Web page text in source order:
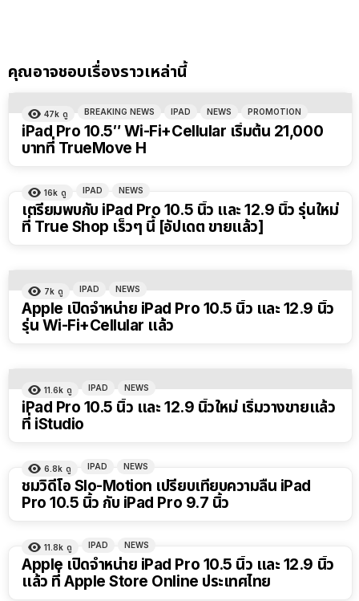
คุณอาจชอบเรื่องราวเหล่านี้
47k ดู BREAKING NEWS IPAD NEWS PROMOTION
iPad Pro 10.5″ Wi-Fi+Cellular เริ่มต้น 21,000
บาทที่ TrueMove H
16k ดู IPAD NEWS
เตรียมพบกับ iPad Pro 10.5 นิ้ว และ 12.9 นิ้ว รุ่นใหม่
ที่ True Shop เร็วๆ นี้ [อัปเดต ขายแล้ว]
7k ดู IPAD NEWS
Apple เปิดจำหน่าย iPad Pro 10.5 นิ้ว และ 12.9 นิ้ว
รุ่น Wi-Fi+Cellular แล้ว
11.6k ดู IPAD NEWS
iPad Pro 10.5 นิ้ว และ 12.9 นิ้วใหม่ เริ่มวางขายแล้ว
ที่ iStudio
6.8k ดู IPAD NEWS
ชมวิดีโอ Slo-Motion เปรียบเทียบความลื่น iPad
Pro 10.5 นิ้ว กับ iPad Pro 9.7 นิ้ว
11.8k ดู IPAD NEWS
Apple เปิดจำหน่าย iPad Pro 10.5 นิ้ว และ 12.9 นิ้ว
แล้ว ที่ Apple Store Online ประเทศไทย